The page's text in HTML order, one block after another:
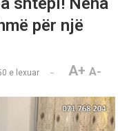
për një
e lexuar A+ A-